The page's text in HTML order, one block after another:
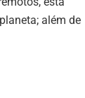
além de